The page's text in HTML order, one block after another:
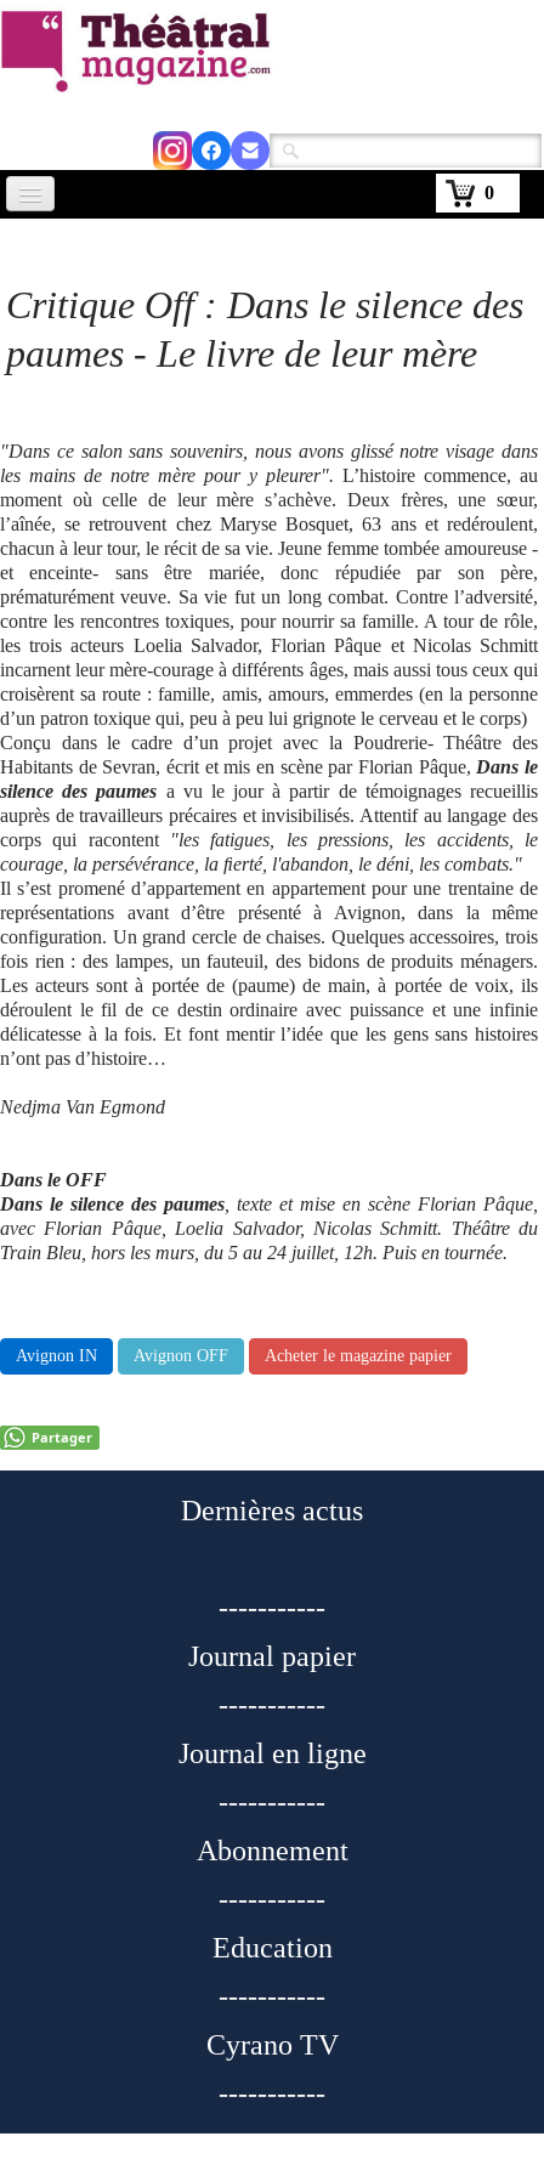
0
Avignon 2026
Kiosque
Abonnement▼
Se connecter
Critique Off : Dans le silence des
paumes - Le livre de leur mère
"Dans ce salon sans souvenirs, nous avons glissé notre visage dans
les mains de notre mère pour y pleurer". L’histoire commence, au
moment où celle de leur mère s’achève. Deux frères, une sœur,
l’aînée, se retrouvent chez Maryse Bosquet, 63 ans et redéroulent,
chacun à leur tour, le récit de sa vie. Jeune femme tombée amoureuse -
et enceinte- sans être mariée, donc répudiée par son père,
prématurément veuve. Sa vie fut un long combat. Contre l’adversité,
contre les rencontres toxiques, pour nourrir sa famille. A tour de rôle,
les trois acteurs Loelia Salvador, Florian Pâque et Nicolas Schmitt
incarnent leur mère-courage à différents âges, mais aussi tous ceux qui
croisèrent sa route : famille, amis, amours, emmerdes (en la personne
d’un patron toxique qui, peu à peu lui grignote le cerveau et le corps)
Conçu dans le cadre d’un projet avec la Poudrerie- Théâtre des
Habitants de Sevran, écrit et mis en scène par Florian Pâque, Dans le
silence des paumes a vu le jour à partir de témoignages recueillis
auprès de travailleurs précaires et invisibilisés. Attentif au langage des
corps qui racontent
"les fatigues, les pressions, les accidents, le
courage, la persévérance, la ﬁerté, l'abandon, le déni, les combats."
Il s’est promené d’appartement en appartement pour une trentaine de
représentations avant d’être présenté à Avignon, dans la même
configuration. Un grand cercle de chaises. Quelques accessoires, trois
fois rien : des lampes, un fauteuil, des bidons de produits ménagers.
Les acteurs sont à portée de (paume) de main, à portée de voix, ils
déroulent le fil de ce destin ordinaire avec puissance et une infinie
délicatesse à la fois. Et font mentir l’idée que les gens sans histoires
n’ont pas d’histoire…
Nedjma Van Egmond
Dans le OFF
Dans le silence des paumes , texte et mise en scène Florian Pâque,
avec Florian Pâque, Loelia Salvador, Nicolas Schmitt. Théâtre du
Train Bleu, hors les murs, du 5 au 24 juillet, 12h. Puis en tournée.
Avignon IN Avignon OFF Acheter le magazine papier
Partager
Dernières actus
-----------
Journal papier
-----------
Journal en ligne
-----------
Abonnement
-----------
Education
-----------
Cyrano TV
-----------